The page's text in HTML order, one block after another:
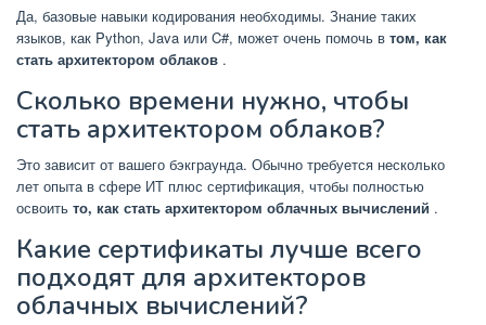
Да, базовые навыки кодирования необходимы. Знание таких
языков, как Python, Java или C#, может очень помочь в том, как
стать архитектором облаков .
Сколько времени нужно, чтобы
стать архитектором облаков?
Это зависит от вашего бэкграунда. Обычно требуется несколько
лет опыта в сфере ИТ плюс сертификация, чтобы полностью
освоить то, как стать архитектором облачных вычислений .
Какие сертификаты лучше всего
подходят для архитекторов
облачных вычислений?